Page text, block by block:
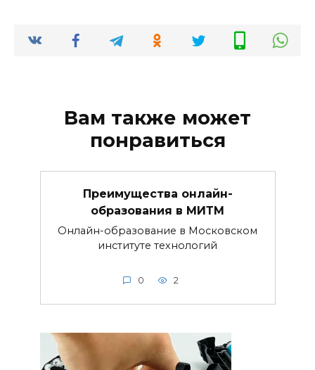
Вам также может
понравиться
Преимущества онлайн-
образования в МИТМ
Онлайн-образование в Московском
институте технологий
0 2